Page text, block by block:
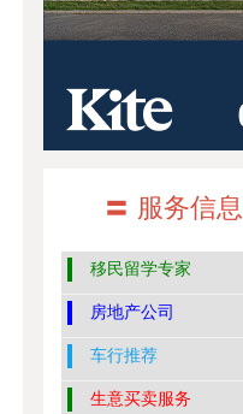
〓 服务信息
移民留学专家
房地产公司
车行推荐
生意买卖服务